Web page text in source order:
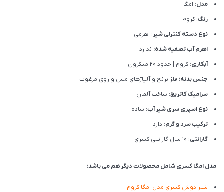
مدل: امگا
رنگ: کروم
نوع دسته کنترلی شیر: اهرمی
اهرم آب تصفیه شده: ندارد
آبکاری: کروم | حدود 20 میکرون
جنس بدنه: فلز برنج و آلیاژهای مس و روی مرغوب
سرامیک کاتریج: ساخت آلمان
نوع اسپری سری شیر آب: ساده
ترکیب سرد و گرم: دارد
گارانتی: 10 سال گارانتی کسری
مدل امگا کسری شامل محصولات دیگر هم می باشد:
شیر دوش کسری مدل امگا کروم